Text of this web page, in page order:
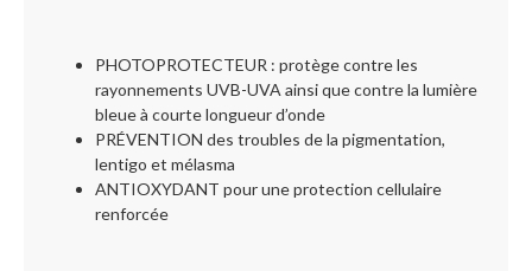
PHOTOPROTECTEUR : protège contre les
rayonnements UVB-UVA ainsi que contre la lumière
bleue à courte longueur d’onde
PRÉVENTION des troubles de la pigmentation,
lentigo et mélasma
ANTIOXYDANT pour une protection cellulaire
renforcée